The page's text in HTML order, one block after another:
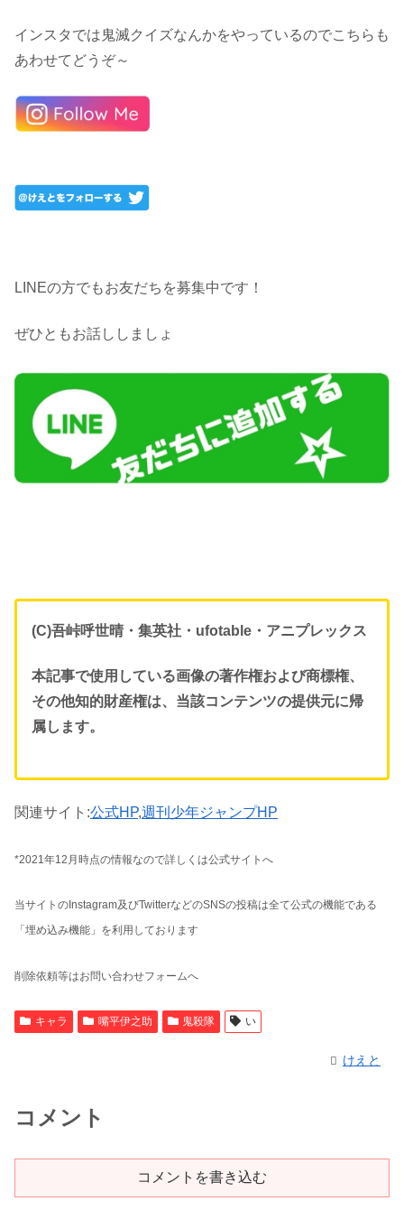
インスタでは鬼滅クイズなんかをやっているのでこちらも
あわせてどうぞ～
LINEの方でもお友だちを募集中です！
ぜひともお話ししましょ
(C)吾峠呼世晴・集英社・ufotable・アニプレックス
本記事で使用している画像の著作権および商標権、
その他知的財産権は、当該コンテンツの提供元に帰
属します。
関連サイト:公式HP,週刊少年ジャンプHP
*2021年12月時点の情報なので詳しくは公式サイトへ
当サイトのInstagram及びTwitterなどのSNSの投稿は全て公式の機能である
「埋め込み機能」を利用しております
削除依頼等はお問い合わせフォームへ
キャラ 嘴平伊之助 鬼殺隊 い
けえと
コメント
コメントを書き込む